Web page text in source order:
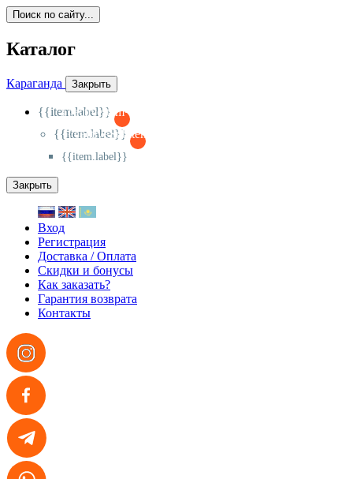
Поиск по сайту...
Каталог
Караганда Закрыть
{{item.label}}
{{activeItem==item.id?'-
{{item.label}}
{{activeSubitem==item.id?'-
{{item.label}}
Закрыть
Вход
Регистрация
Доставка / Оплата
Скидки и бонусы
Как заказать?
Гарантия возврата
Контакты